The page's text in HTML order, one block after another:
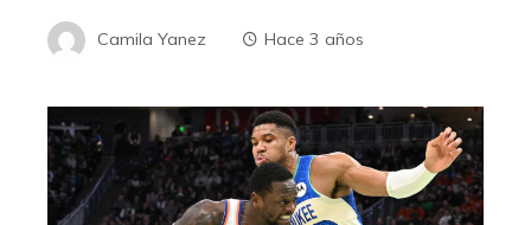
Camila Yanez Hace 3 años